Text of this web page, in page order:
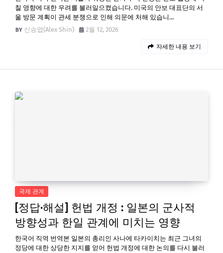
칠 영향에 대한 우려를 불러일으켰습니다. 미국의 안보 대표단의 서
울 방문 계획이 관세 분쟁으로 인해 의문에 처해 있습니…
신승엽(Alex Shin)
2월 12, 2026
자세한 내용 보기
국제 관계
[정답·해설] 헌법 개정 : 일본의 군사적
방향성과 한일 관계에 미치는 영향
한국어 직역 번역본 일본의 총리인 사나에 타카이치는 최근 그녀의
정당에 대한 상당한 지지를 얻어 헌법 개정에 대한 논의를 다시 불러